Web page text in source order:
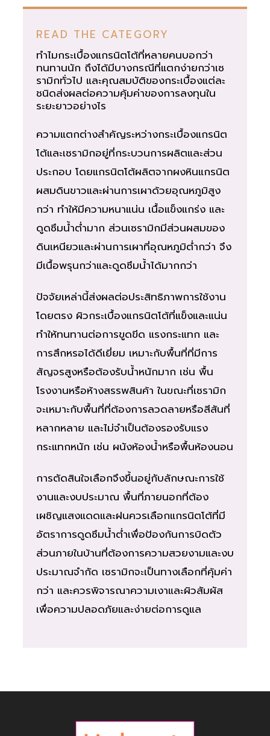
READ THE CATEGORY
ทำไมกระเบื้องแกรนิตโต้ที่หลายคนบอกว่า
ทนทานนัก ถึงได้มีบางกรณีที่แตกง่ายกว่าเซ
รามิกทั่วไป และคุณสมบัติของกระเบื้องแต่ละ
ชนิดส่งผลต่อความคุ้มค่าของการลงทุนใน
ระยะยาวอย่างไร
ความแตกต่างสำคัญระหว่างกระเบื้องแกรนิต
โต้และเซรามิกอยู่ที่กระบวนการผลิตและส่วน
ประกอบ โดยแกรนิตโต้ผลิตจากผงหินแกรนิต
ผสมดินขาวและผ่านการเผาด้วยอุณหภูมิสูง
กว่า ทำให้มีความหนาแน่น เนื้อแข็งแกร่ง และ
ดูดซึมน้ำต่ำมาก ส่วนเซรามิกมีส่วนผสมของ
ดินเหนียวและผ่านการเผาที่อุณหภูมิต่ำกว่า จึง
มีเนื้อพรุนกว่าและดูดซึมน้ำได้มากกว่า
ปัจจัยเหล่านี้ส่งผลต่อประสิทธิภาพการใช้งาน
โดยตรง ผิวกระเบื้องแกรนิตโต้ที่แข็งและแน่น
ทำให้ทนทานต่อการขูดขีด แรงกระแทก และ
การสึกหรอได้ดีเยี่ยม เหมาะกับพื้นที่ที่มีการ
สัญจรสูงหรือต้องรับน้ำหนักมาก เช่น พื้น
โรงงานหรือห้างสรรพสินค้า ในขณะที่เซรามิก
จะเหมาะกับพื้นที่ที่ต้องการลวดลายหรือสีสันที่
หลากหลาย และไม่จำเป็นต้องรองรับแรง
กระแทกหนัก เช่น ผนังห้องน้ำหรือพื้นห้องนอน
การตัดสินใจเลือกจึงขึ้นอยู่กับลักษณะการใช้
งานและงบประมาณ พื้นที่ภายนอกที่ต้อง
เผชิญแสงแดดและฝนควรเลือกแกรนิตโต้ที่มี
อัตราการดูดซึมน้ำต่ำเพื่อป้องกันการบิดตัว
ส่วนภายในบ้านที่ต้องการความสวยงามและงบ
ประมาณจำกัด เซรามิกจะเป็นทางเลือกที่คุ้มค่า
กว่า และควรพิจารณาความเงาและผิวสัมผัส
เพื่อความปลอดภัยและง่ายต่อการดูแล